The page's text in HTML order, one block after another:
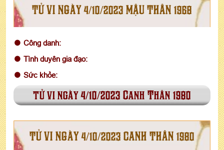
TỬ VI NGÀY 4/10/2023 MẬU THÂN 1968
Công danh:
Tình duyên gia đạo:
Sức khỏe:
tử vi ngày 4/10/2023 Canh Thân 1980
TỬ VI NGÀY 4/10/2023 CANH THÂN 1980